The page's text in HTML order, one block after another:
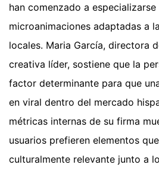
han comenzado a
microanimaciones adaptadas a
locales. Maria García, directora
creativa líder, sostiene que la
factor determinante para que
en viral dentro del mercado
métricas internas de su firma
usuarios prefieren elementos
culturalmente relevante junto a